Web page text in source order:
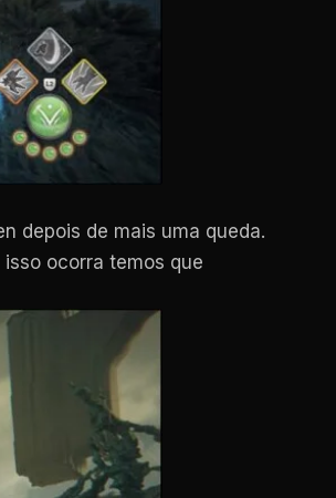
depois de mais uma queda.
ocorra temos que